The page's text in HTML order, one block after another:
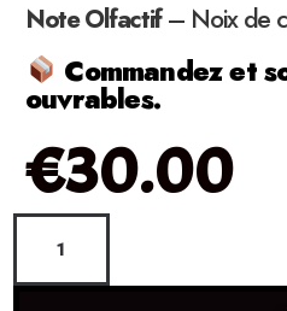
Note Olfactif– Noix de
Commandez et
ouvrables.
€30.00